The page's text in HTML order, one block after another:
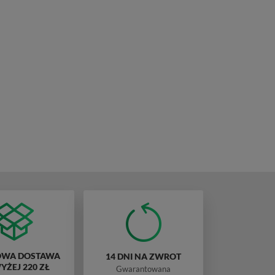
DOSTAWA
220 ZŁ
14 DNI NA ZWROT
Gwarantowana